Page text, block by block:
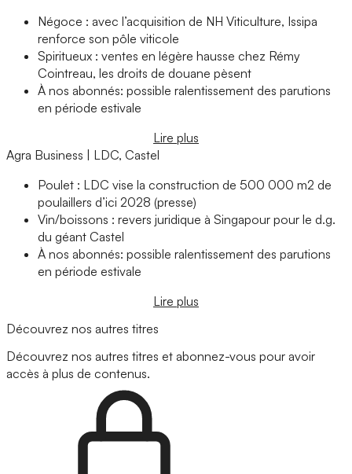
Négoce : avec l’acquisition de NH Viticulture, Issipa
renforce son pôle viticole
Spiritueux : ventes en légère hausse chez Rémy
Cointreau, les droits de douane pèsent
À nos abonnés: possible ralentissement des parutions
en période estivale
Lire plus
Agra Business | LDC, Castel
Poulet : LDC vise la construction de 500 000 m2 de
poulaillers d’ici 2028 (presse)
Vin/boissons : revers juridique à Singapour pour le d.g.
du géant Castel
À nos abonnés: possible ralentissement des parutions
en période estivale
Lire plus
Découvrez nos autres titres
Découvrez nos autres titres et abonnez-vous pour avoir
accès à plus de contenus.